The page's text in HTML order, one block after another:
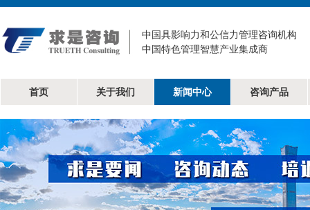
中国具影响力和公信力管理咨询机构
中国特色管理智慧产业集成商
首页 关于我们 新闻中心 咨询产品